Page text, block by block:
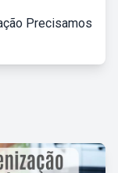
Precisamos